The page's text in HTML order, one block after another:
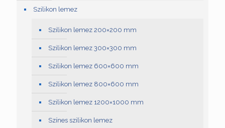
Szilikon lemez
Szilikon lemez 200×200 mm
Szilikon lemez 300×300 mm
Szilikon lemez 600×600 mm
Szilikon lemez 800×600 mm
Szilikon lemez 1200×1000 mm
Színes szilikon lemez